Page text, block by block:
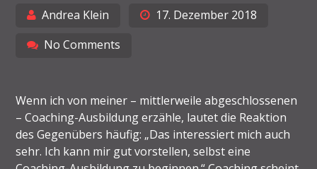
Andrea Klein
17. Dezember 2018
No Comments
Wenn ich von meiner – mittlerweile abgeschlossenen
– Coaching-Ausbildung erzähle, lautet die Reaktion
des Gegenübers häufig: „Das interessiert mich auch
sehr. Ich kann mir gut vorstellen, selbst eine